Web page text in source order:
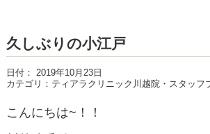
久しぶりの小江戸
日付： 2019年10月23日
カテゴリ： ティアラクリニック川越院・スタッフ
こんにちは~！！